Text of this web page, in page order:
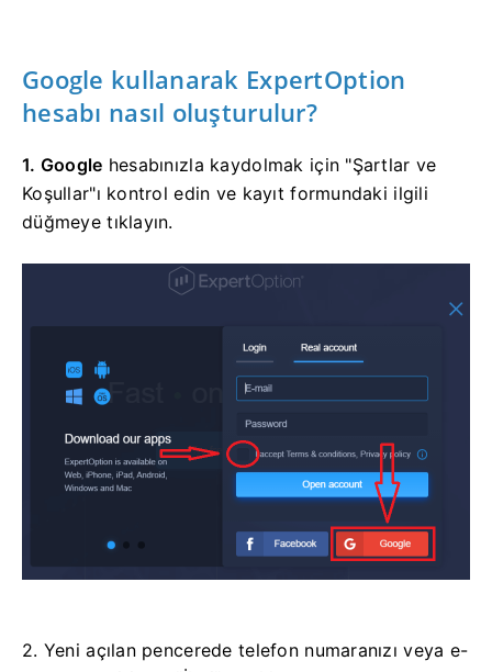
Google kullanarak ExpertOption
hesabı nasıl oluşturulur?
1. Google hesabınızla kaydolmak için "Şartlar ve
Koşullar"ı kontrol edin ve kayıt formundaki ilgili
düğmeye tıklayın.
2. Yeni açılan pencerede telefon numaranızı veya e-